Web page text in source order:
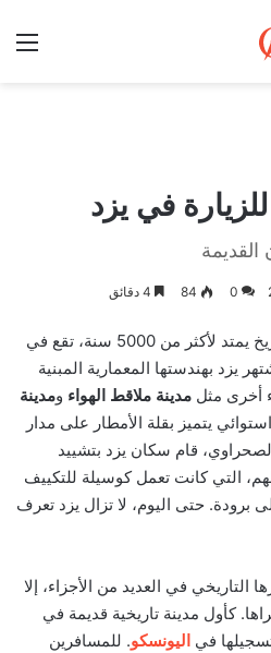
0
84
، مدينة عريقة في إيران بتاريخ يمتد لأكثر من 5000 سنة، تقع في
يزد بهندستها المعمارية المبنية
أخرى مثل مدينة ملاقط الهواء ومدينة
يتميز بقلة الأمطار على مدار
قام سكان يزد بتشييد
التي كانت تعمل كوسيلة للتكييف
برودة. حتى اليوم، لا تزال يزد تعرف
في العديد من الأجزاء، إلا
كأول مدينة تاريخية قديمة في
في اليونسكو. للمسافرين